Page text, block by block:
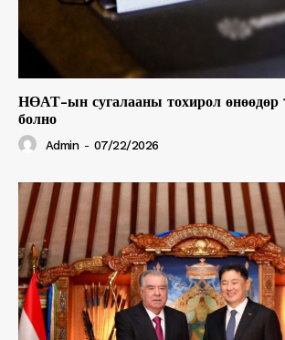
НӨАТ-ын сугалааны тохирол өнөөдөр
болно
Admin - 07/22/2026